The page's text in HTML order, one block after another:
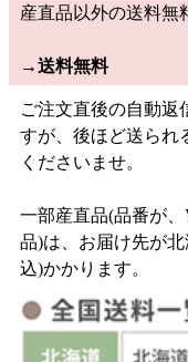
産直品以外の送料無
→送料無料
ご注文直後の自動返
すが、後ほど送られ
くださいませ。
一部産直品(品番が
品)は、お届け先が
込)かかります。